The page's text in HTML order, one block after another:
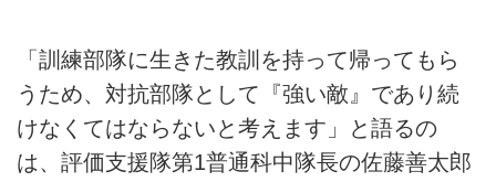
「訓練部隊に生きた教訓を持って帰ってもら
うため、対抗部隊として『強い敵』であり続
けなくてはならないと考えます」と語るの
は、評価支援隊第1普通科中隊長の佐藤善太郎